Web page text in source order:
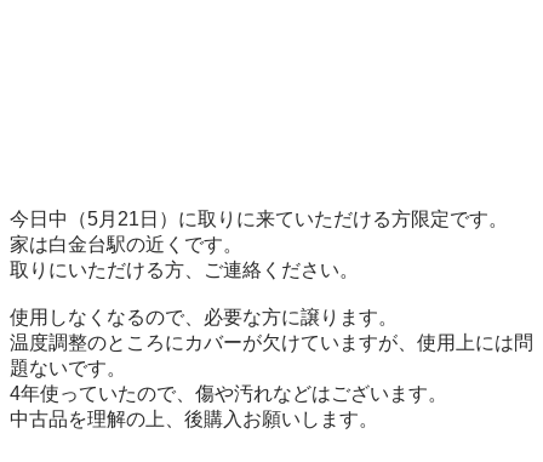
今日中（5月21日）に取りに来ていただける方限定です。
家は白金台駅の近くです。
取りにいただける方、ご連絡ください。
使用しなくなるので、必要な方に譲ります。
温度調整のところにカバーが欠けていますが、使用上には問
題ないです。
4年使っていたので、傷や汚れなどはございます。
中古品を理解の上、後購入お願いします。